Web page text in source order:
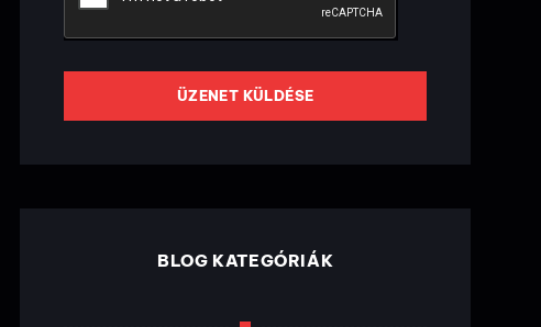
ÜZENET KÜLDÉSE
BLOG KATEGÓRIÁK